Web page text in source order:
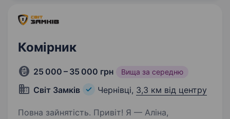
Комірник
25 000 – 35 000 грн Вища за середню
Світ Замків Чернівці, 3,3 км від центру
Повна зайнятість. Привіт! Я — Аліна,